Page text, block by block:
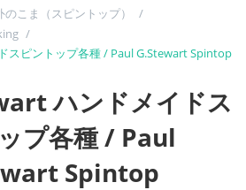
のこま（スピントップ）
/
/
スピントップ各種 / Paul G.Stewart Spintop
ハンドメイドス
プ各種 / Paul
Spintop